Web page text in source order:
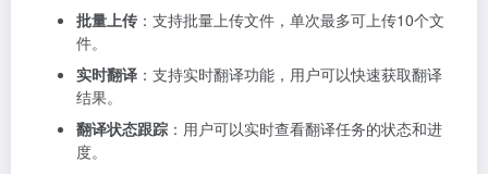
批量上传 ：支持批量上传文件，单次最多可上传10个文
件。
实时翻译 ：支持实时翻译功能，用户可以快速获取翻译
结果。
翻译状态跟踪 ：用户可以实时查看翻译任务的状态和进
度。